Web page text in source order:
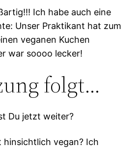
Ich habe auch eine
Unser Praktikant hat zum
veganen Kuchen
war soooo lecker!
folgt…
Du jetzt weiter?
hinsichtlich vegan? Ich